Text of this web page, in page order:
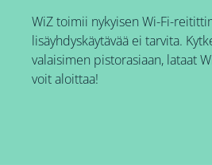
WiZ toimii nykyisen Wi-Fi-
lisäyhdyskäytävää ei tarvita.
valaisimen pistorasiaan, lataat
voit aloittaa!